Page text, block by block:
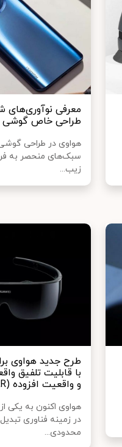
معرفی نوآوری‌های
طراحی خاص گوشی nova 8i
هواوی در طراحی
زیب...
طرح جدید هواوی
و واقعیت افزوده (AR)
هواوی اکنون به یکی
در زمینه فناوری
محدودی...